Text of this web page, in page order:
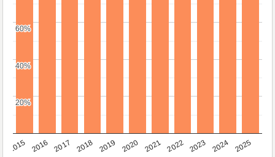
2015 2016 2017 2018 2019 2020 2021 2022 2023 2024 2025
20%
20%
40%
40%
60%
60%